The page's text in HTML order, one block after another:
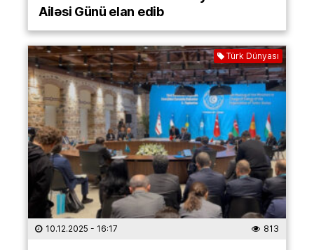
Ailəsi Günü elan edib
Türk Dünyası
10.12.2025 - 16:17 813